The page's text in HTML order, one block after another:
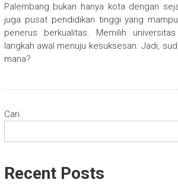
Palembang bukan hanya kota dengan
juga pusat pendidikan tinggi yang
penerus berkualitas. Memilih
langkah awal menuju kesuksesan. Jadi,
mana?
Cari
Recent Posts